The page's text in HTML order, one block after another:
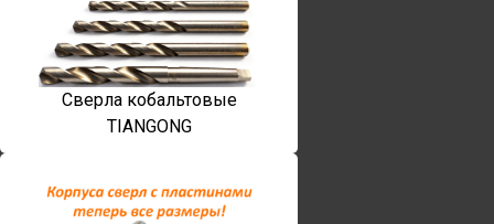
Сверла кобальтовые
TIANGONG